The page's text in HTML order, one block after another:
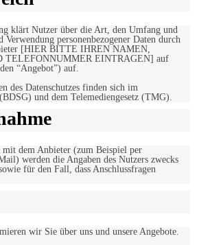
klärt Nutzer über die Art, den Umfang und
personenbezogener Daten durch
[HIER BITTE IHREN NAMEN,
TELEFONNUMMER EINTRAGEN] auf
“Angebot”) auf.
des Datenschutzes finden sich im
und dem Telemediengesetz (TMG).
dem Anbieter (zum Beispiel per
werden die Angaben des Nutzers zwecks
für den Fall, dass Anschlussfragen
wir Sie über uns und unsere Angebote.